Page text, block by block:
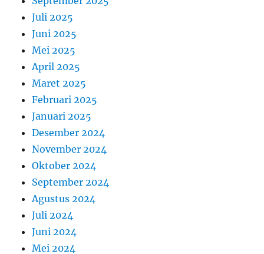
Juli 2025
Juni 2025
Mei 2025
April 2025
Maret 2025
Februari 2025
Januari 2025
Desember 2024
November 2024
Oktober 2024
September 2024
Agustus 2024
Juli 2024
Juni 2024
Mei 2024